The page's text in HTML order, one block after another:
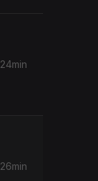
24min
26min